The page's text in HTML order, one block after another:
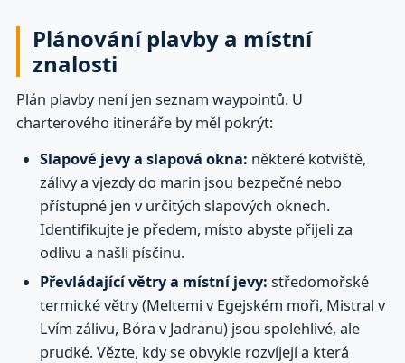
Plánování plavby a místní
znalosti
Plán plavby není jen seznam waypointů. U
charterového itineráře by měl pokrýt:
Slapové jevy a slapová okna: některé kotviště,
zálivy a vjezdy do marin jsou bezpečné nebo
přístupné jen v určitých slapových oknech.
Identifikujte je předem, místo abyste přijeli za
odlivu a našli písčinu.
Převládající větry a místní jevy: středomořské
termické větry (Meltemi v Egejském moři, Mistral v
Lvím zálivu, Bóra v Jadranu) jsou spolehlivé, ale
prudké. Vězte, kdy se obvykle rozvíjejí a která